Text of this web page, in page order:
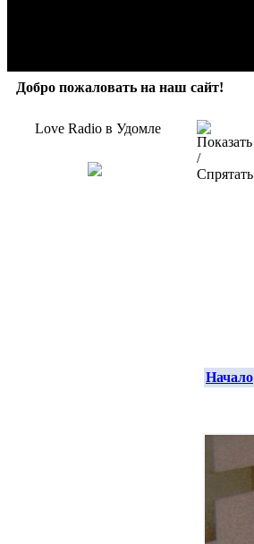
Добро пожаловать на наш сайт!
Love Radio в Удомле
Начало